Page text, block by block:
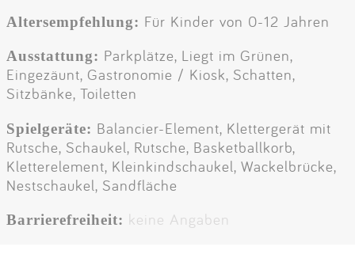
Altersempfehlung: Für Kinder von 0-12 Jahren
Ausstattung: Parkplätze, Liegt im Grünen,
Eingezäunt, Gastronomie / Kiosk, Schatten,
Sitzbänke, Toiletten
Spielgeräte: Balancier-Element, Klettergerät mit
Rutsche, Schaukel, Rutsche, Basketballkorb,
Kletterelement, Kleinkindschaukel, Wackelbrücke,
Nestschaukel, Sandfläche
Barrierefreiheit: keine Angaben